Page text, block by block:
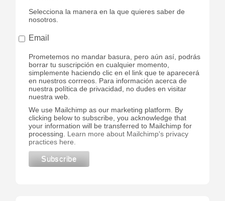
Selecciona la manera en la que quieres saber de
nosotros.
Email
Prometemos no mandar basura, pero aún así, podrás
borrar tu suscripción en cualquier momento,
simplemente haciendo clic en el link que te aparecerá
en nuestros corrreos. Para información acerca de
nuestra política de privacidad, no dudes en visitar
nuestra web.
We use Mailchimp as our marketing platform. By
clicking below to subscribe, you acknowledge that
your information will be transferred to Mailchimp for
processing. Learn more about Mailchimp's privacy
practices here.